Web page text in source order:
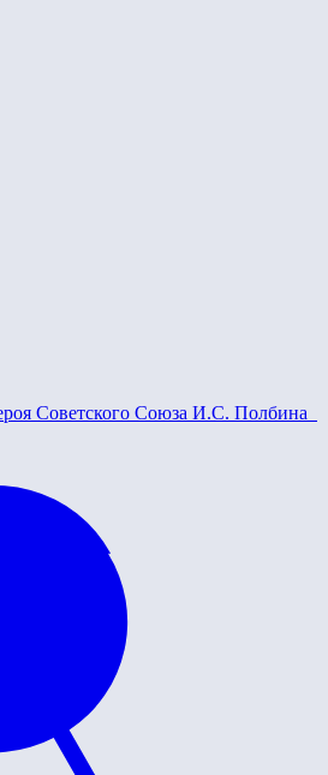
Советского Союза И.С. Полбина